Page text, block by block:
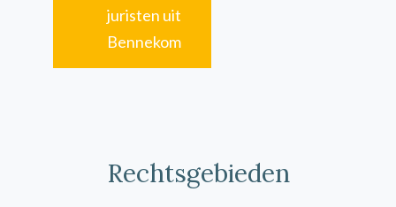
juristen uit
Bennekom
Rechtsgebieden